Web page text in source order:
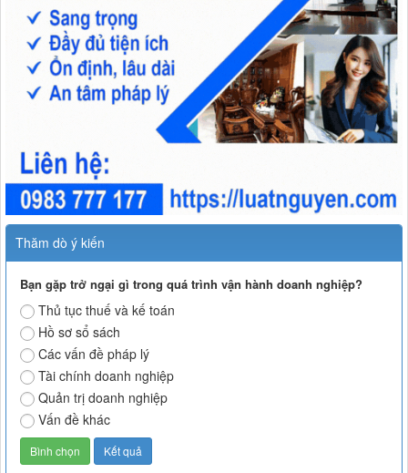
Thăm dò ý kiến
Bạn gặp trở ngại gì trong quá trình vận hành doanh nghiệp?
Thủ tục thuế và kế toán
Hồ sơ sổ sách
Các vấn đề pháp lý
Tài chính doanh nghiệp
Quản trị doanh nghiệp
Vấn đề khác